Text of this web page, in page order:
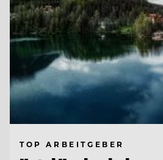
TOP ARBEITGEBER